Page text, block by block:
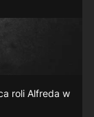
roli Alfreda w